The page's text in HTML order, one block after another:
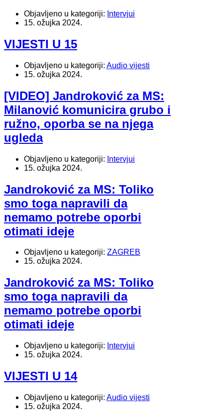
Objavljeno u kategoriji: Intervjui
15. ožujka 2024.
VIJESTI U 15
Objavljeno u kategoriji: Audio vijesti
15. ožujka 2024.
[VIDEO] Jandroković za MS:
Milanović komunicira grubo i
ružno, oporba se na njega
ugleda
Objavljeno u kategoriji: Intervjui
15. ožujka 2024.
Jandroković za MS: Toliko
smo toga napravili da
nemamo potrebe oporbi
otimati ideje
Objavljeno u kategoriji: ZAGREB
15. ožujka 2024.
Jandroković za MS: Toliko
smo toga napravili da
nemamo potrebe oporbi
otimati ideje
Objavljeno u kategoriji: Intervjui
15. ožujka 2024.
VIJESTI U 14
Objavljeno u kategoriji: Audio vijesti
15. ožujka 2024.